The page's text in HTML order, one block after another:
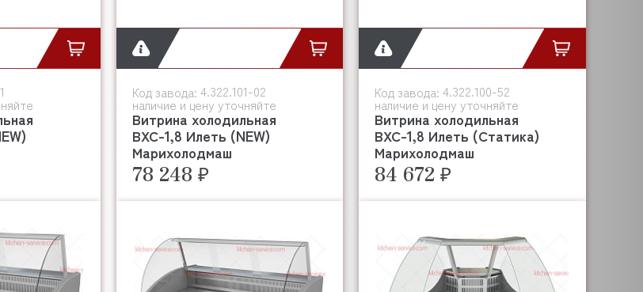
Код завода: 4.322.101-02
наличие и цену уточняйте
Витрина холодильная
ВХС-1,8 Илеть (NEW)
Марихолодмаш
78 248 ₽
Код завода:4.322.100-52
наличие и цену уточняйте
Витрина холодильная
ВХС-1,8 Илеть (Статика)
Марихолодмаш
84 672 ₽